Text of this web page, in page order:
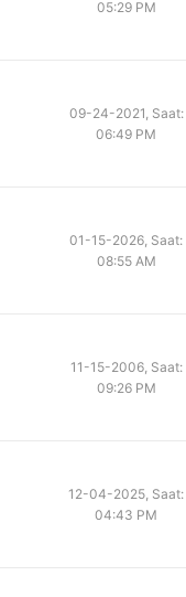
05:29 PM
09-24-2021, Saat:
06:49 PM
01-15-2026, Saat:
08:55 AM
11-15-2006, Saat:
09:26 PM
12-04-2025, Saat:
04:43 PM